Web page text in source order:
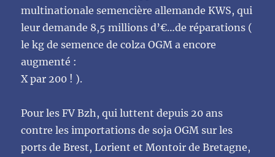
multinationale semencière allemande KWS, qui
leurdemande 8,5 millions d’€…de réparations (
le kg de semence de colza OGM a encore
augmenté :
X par 200 ! ).
Pour les FV Bzh, qui luttent depuis 20 ans
contre les importations de soja OGM sur les
ports deBrest, Lorient et Montoir de Bretagne,